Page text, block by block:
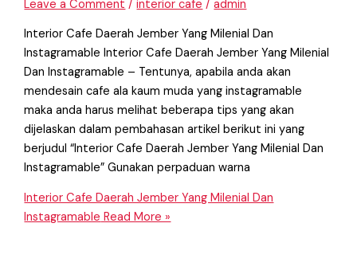
Leave a Comment /interior cafe /admin
Interior Cafe Daerah Jember Yang Milenial Dan
Instagramable Interior Cafe Daerah Jember Yang Milenial
Dan Instagramable – Tentunya, apabila anda akan
mendesain cafe ala kaum muda yang instagramable
maka anda harus melihat beberapa tips yang akan
dijelaskan dalam pembahasan artikel berikut ini yang
berjudul “Interior Cafe Daerah Jember Yang Milenial Dan
Instagramable” Gunakan perpaduan warna
Interior Cafe Daerah Jember Yang Milenial Dan
Instagramable Read More »